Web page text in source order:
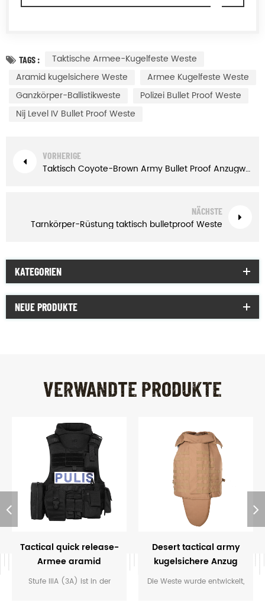
TAGS :
Taktische Armee-Kugelfeste Weste
Aramid kugelsichere Weste
Armee Kugelfeste Weste
Ganzkörper-Ballistikweste
Polizei Bullet Proof Weste
Nij Level IV Bullet Proof Weste
VORHERIGE
Taktisch Coyote-Brown Army Bullet Proof Anzugweste IIIA
NÄCHSTE
Tarnkörper-Rüstung taktisch bulletproof Weste
KATEGORIEN
NEUE PRODUKTE
VERWANDTE PRODUKTE
Tactical quick release-
Armee aramid
kugelsichere Weste
Stufe IIIA (3A) ist in der
Desert tactical army
kugelsichere Anzug
Weste iiia
Die Weste wurde entwickelt,